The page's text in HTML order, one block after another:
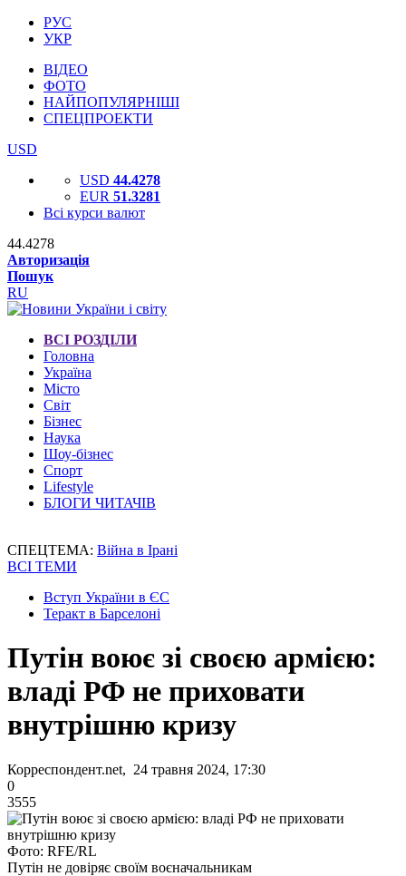
РУС
УКР
ВІДЕО
ФОТО
НАЙПОПУЛЯРНІШІ
СПЕЦПРОЕКТИ
USD
USD 44.4278
EUR 51.3281
Всі курси валют
44.4278
Авторизація
Пошук
RU
ВСІ РОЗДІЛИ
Головна
Україна
Місто
Світ
Бізнес
Наука
Шоу-бізнес
Спорт
Lifestyle
БЛОГИ ЧИТАЧІВ
СПЕЦТЕМА: Війна в Ірані
ВСІ ТЕМИ
Вступ України в ЄС
Теракт в Барселоні
Путін воює зі своєю армією:
владі РФ не приховати
внутрішню кризу
Корреспондент.net, 24 травня 2024, 17:30
0
3555
Фото: RFE/RL
Путін не довіряє своїм воєначальникам